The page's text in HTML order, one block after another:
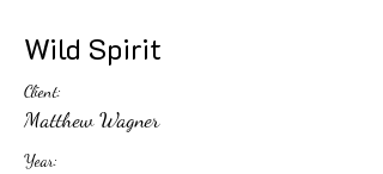
Wild Spirit
Client:
Matthew Wagner
Year: